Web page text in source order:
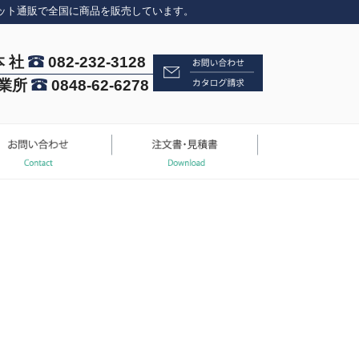
通販で全国に商品を販売しています。
社
082-232-3128
所
0848-62-6278